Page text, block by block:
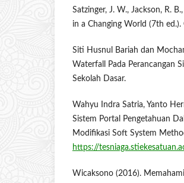
Satzinger, J. W., Jackson, R.
in a Changing World (7th ed.).
Siti Husnul Bariah dan
Waterfall Pada Perancangan
Sekolah Dasar.
Wahyu Indra Satria, Yanto
Sistem Portal Pengetahuan
Modifikasi Soft System
https://
Wicaksono (2016).